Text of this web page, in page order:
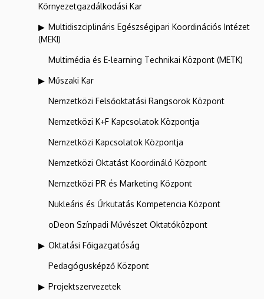
Környezetgazdálkodási Kar
Multidiszciplináris Egészségipari Koordinációs Intézet
(MEKI)
Multimédia és E-learning Technikai Központ (METK)
Műszaki Kar
Nemzetközi Felsőoktatási Rangsorok Központ
Nemzetközi K+F Kapcsolatok Központja
Nemzetközi Kapcsolatok Központja
Nemzetközi Oktatást Koordináló Központ
Nemzetközi PR és Marketing Központ
Nukleáris és Űrkutatás Kompetencia Központ
oDeon Színpadi Művészet Oktatóközpont
Oktatási Főigazgatóság
Pedagógusképző Központ
Projektszervezetek